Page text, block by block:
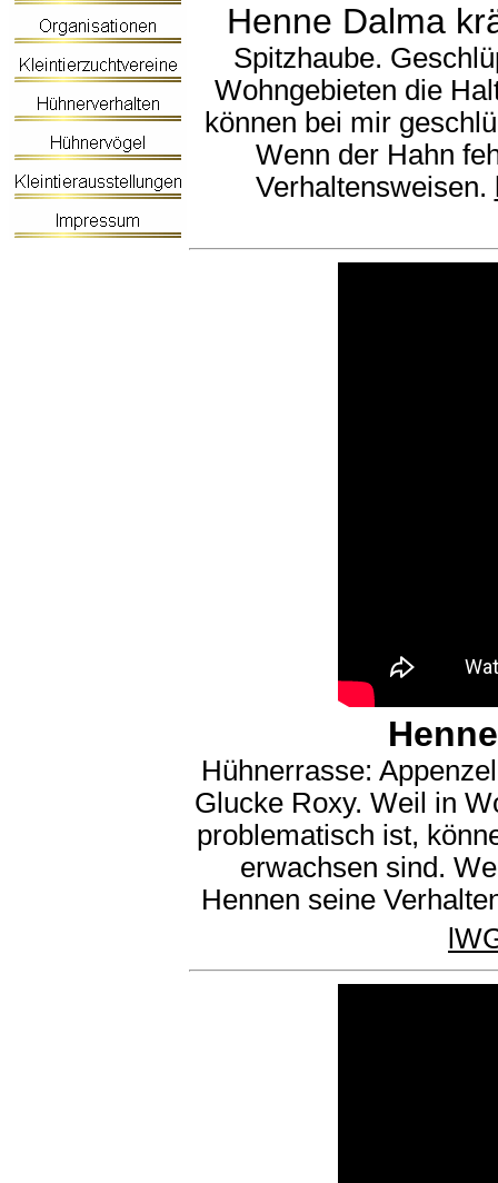
Henne Dalma
Spitzhaube.
Wohngebieten die
können bei mir
Wenn der Hahn
Verhaltensweisen.
Hühnerrasse:
Glucke Roxy. Weil in
problematisch ist,
erwachsen sind.
Hennen seine